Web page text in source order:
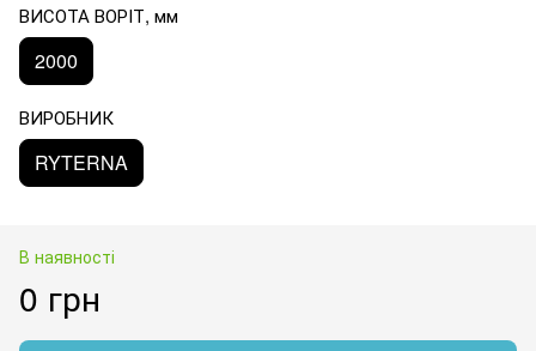
ВИСОТА ВОРІТ, мм
2000
ВИРОБНИК
RYTERNA
В наявності
0 грн